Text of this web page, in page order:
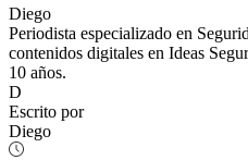
Diego
Periodista especializado en
contenidos digitales en Ideas
10 años.
D
Escrito por
Diego